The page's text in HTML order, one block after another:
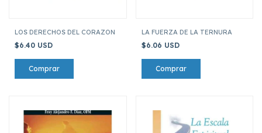
LOS DERECHOS DEL CORAZON
$6.40 USD
LA FUERZA DE LA TERNURA
$6.06 USD